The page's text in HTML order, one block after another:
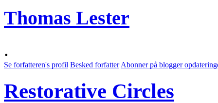
Thomas Lester
.
Se forfatteren's profil Besked forfatter Abonner på blogger
Restorative Circles